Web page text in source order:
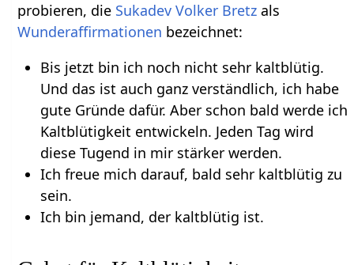
probieren, die Sukadev Volker Bretz als
Wunderaffirmationen bezeichnet:
Bis jetzt bin ich noch nicht sehr kaltblütig.
Und das ist auch ganz verständlich, ich habe
gute Gründe dafür. Aber schon bald werde ich
Kaltblütigkeit entwickeln. Jeden Tag wird
diese Tugend in mir stärker werden.
Ich freue mich darauf, bald sehr kaltblütig zu
sein.
Ich bin jemand, der kaltblütig ist.